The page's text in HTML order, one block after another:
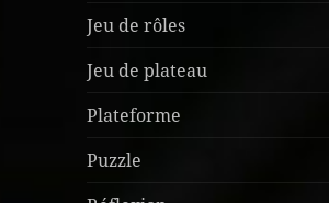
Jeu de rôles
Jeu de plateau
Plateforme
Puzzle